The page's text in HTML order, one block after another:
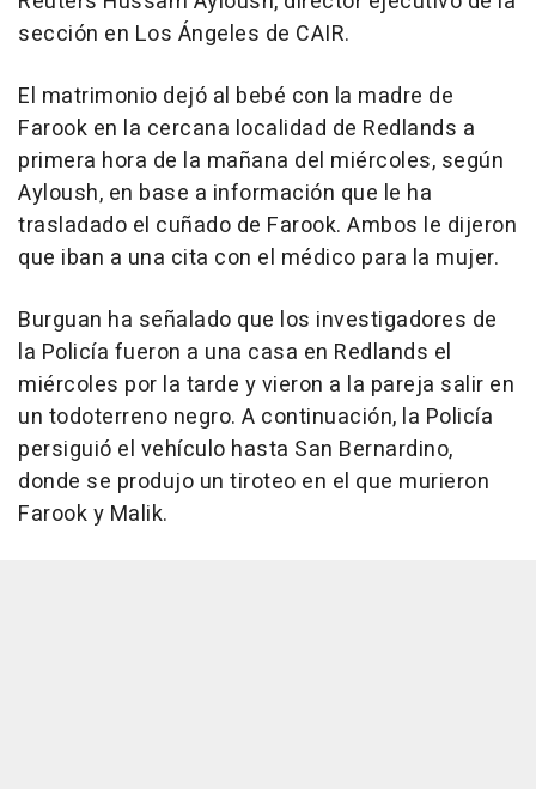
sección en Los Ángeles de CAIR.
El matrimonio dejó al bebé con la madre de
Farook en la cercana localidad de Redlands a
primera hora de la mañana del miércoles, según
Ayloush, en base a información que le ha
trasladado el cuñado de Farook. Ambos le dijeron
que iban a una cita con el médico para la mujer.
Burguan ha señalado que los investigadores de
la Policía fueron a una casa en Redlands el
miércoles por la tarde y vieron a la pareja salir en
un todoterreno negro. A continuación, la Policía
persiguió el vehículo hasta San Bernardino,
donde se produjo un tiroteo en el que murieron
Farook y Malik.